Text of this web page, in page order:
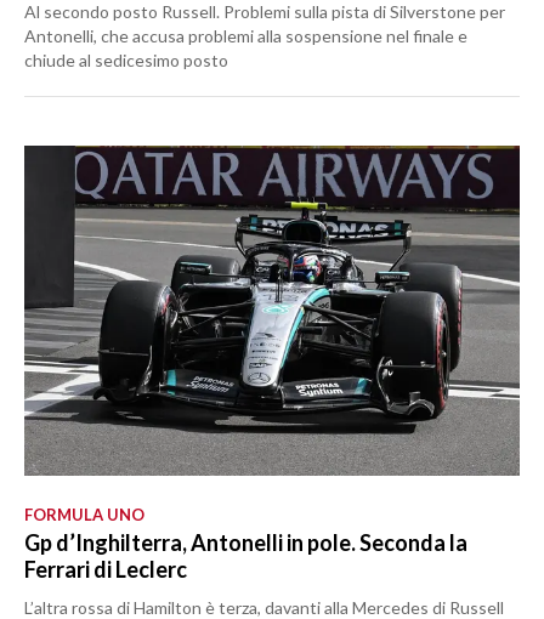
Al secondo posto Russell. Problemi sulla pista di Silverstone per
Antonelli, che accusa problemi alla sospensione nel finale e
chiude al sedicesimo posto
FORMULA UNO
Gp d’Inghilterra, Antonelli in pole. Seconda la
Ferrari di Leclerc
L’altra rossa di Hamilton è terza, davanti alla Mercedes di Russell